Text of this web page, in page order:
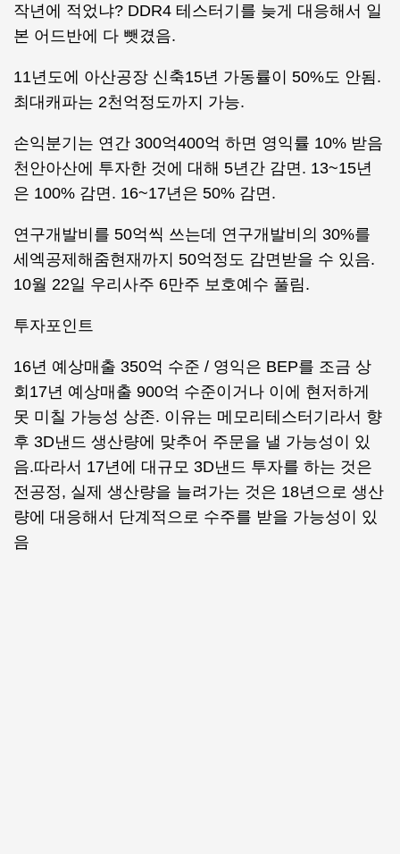
작년에 적었냐? DDR4 테스터기를 늦게 대응해서 일
본 어드반에 다 뺏겼음.
11년도에 아산공장 신축15년 가동률이 50%도 안됨.
최대캐파는 2천억정도까지 가능.
손익분기는 연간 300억400억 하면 영익률 10% 받음
천안아산에 투자한 것에 대해 5년간 감면. 13~15년
은 100% 감면. 16~17년은 50% 감면.
연구개발비를 50억씩 쓰는데 연구개발비의 30%를
세엑공제해줌현재까지 50억정도 감면받을 수 있음.
10월 22일 우리사주 6만주 보호예수 풀림.
투자포인트
16년 예상매출 350억 수준 / 영익은 BEP를 조금 상
회17년 예상매출 900억 수준이거나 이에 현저하게
못 미칠 가능성 상존. 이유는 메모리테스터기라서 향
후 3D낸드 생산량에 맞추어 주문을 낼 가능성이 있
음.따라서 17년에 대규모 3D낸드 투자를 하는 것은
전공정, 실제 생산량을 늘려가는 것은 18년으로 생산
량에 대응해서 단계적으로 수주를 받을 가능성이 있
음